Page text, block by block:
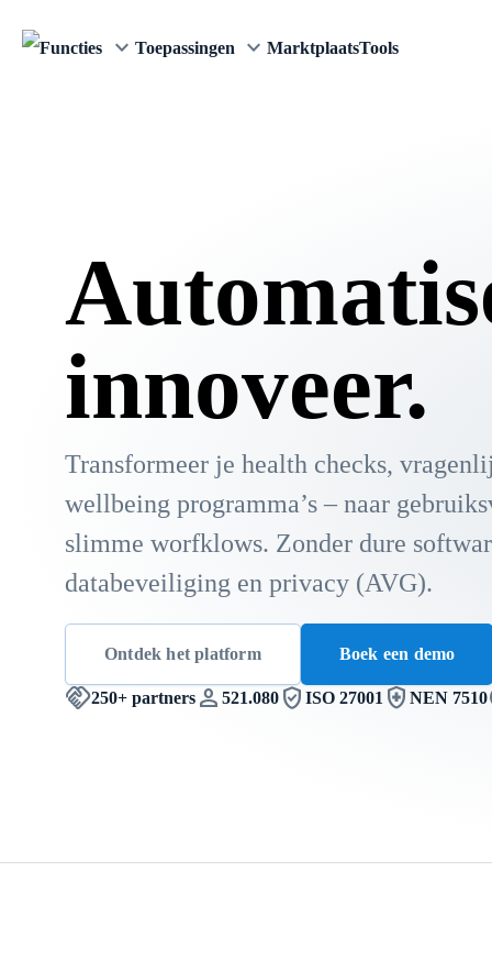
Functies keyboard_arrow_down Toepassingen keyboard_arrow_downMarktplaatsTools
innoveer.
Transformeer je health checks,
wellbeing programma’s– naar
slimme worfklows. Zonder dure
databeveiliging en privacy (AVG).
Ontdek het platform Boek een demo
handshake250+ partners person 521.080 verified_user ISO 27001 health_and_safety NEN 7510